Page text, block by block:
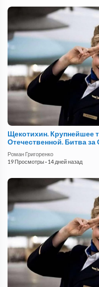
Щекотихин. Крупнейшее
Отечественной. Битва за
Роман Григоренко
19 Просмотры· 14 дней назад